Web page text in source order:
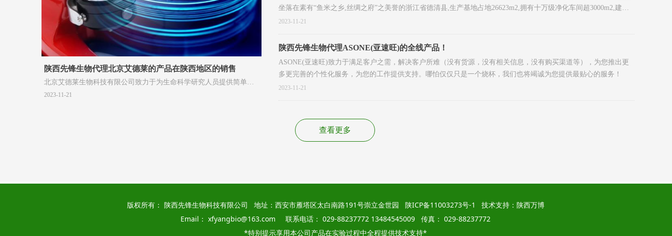
查看更多
坐落在素有“鱼米之乡,丝绸之府”之美誉的浙江省德清县,生产基地占地26623m2,拥有十万级净化车间超3000m2,建立
了一套符合国际质量标准的内部质量控制体系,通过了ISO9001:2015、IS013485:2016质量管理体系认证、CE市场准入
2023-11-21
陕西先锋生物代理ASONE(亚速旺)的全线产品！
ASONE(亚速旺)致力于满足客户之需，解决客户所难（没有货源，没有相关信息，没有购买渠道等），为您推出更
多更完善的个性化服务，为您的工作提供支持。哪怕仅仅只是一个烧杯，我们也将竭诚为您提供最贴心的服务！
2023-11-21
陕西先锋生物代理北京艾德莱的产品在陕西地区的销售
北京艾德莱生物科技有限公司致力于为生命科学研究人员提供简单、
易用、值得信赖的分子生物学和生物化学试剂类产品以及专业的技术
2023-11-21
版权所有： 陕西先锋生物科技有限公司 地址：西安市雁塔区太白南路191号崇立金世园 陕ICP备11003273号-1 技术支持： 陕西万博
Email： xfyangbio@163.com 联系电话： 029-88237772 13484545009 传真： 029-88237772
*特别提示享用本公司产品在实验过程中全程提供技术支持*